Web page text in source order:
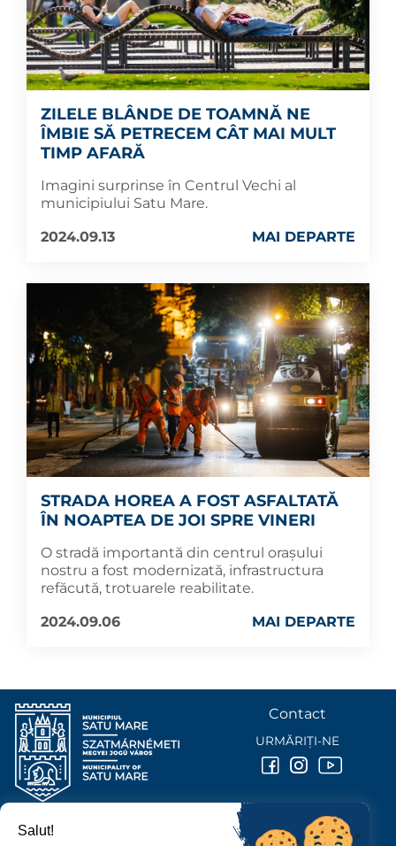
ZILELE BLÂNDE DE TOAMNĂ NE
ÎMBIE SĂ PETRECEM CÂT MAI MULT
TIMP AFARĂ
Imagini surprinse în Centrul Vechi al
municipiului Satu Mare.
2024.09.13
MAI DEPARTE
STRADA HOREA A FOST ASFALTATĂ
ÎN NOAPTEA DE JOI SPRE VINERI
O stradă importantă din centrul orașului
nostru a fost modernizată, infrastructura
refăcută, trotuarele reabilitate.
2024.09.06
MAI DEPARTE
PRIMĂRIA MUNICIPIULUI
Contact
URMĂRIȚI-NE
Salut!